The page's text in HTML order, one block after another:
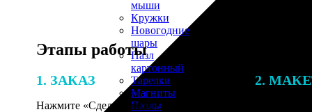
мыши
Кружки
Новогодние
шары
Пазл
картонный
Тарелки
Магниты
Пазлы
Этапы работы
1. ЗАКАЗ
Нажмите «Сделать заказ», выберите
2.
В